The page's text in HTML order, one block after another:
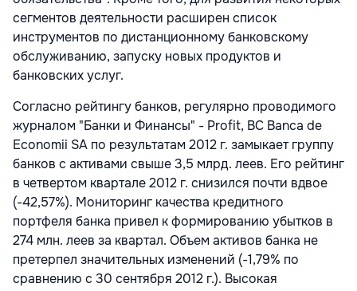
сегментов деятельности расширен список
инструментов по дистанционному банковскому
обслуживанию, запуску новых продуктов и
банковских услуг.
Согласно рейтингу банков, регулярно проводимого
журналом "Банки и Финансы" - Profit, BC Banca de
Economii SA по результатам 2012 г. замыкает группу
банков с активами свыше 3,5 млрд. леев. Его рейтинг
в четвертом квартале 2012 г. снизился почти вдвое
(-42,57%). Мониторинг качества кредитного
портфеля банка привел к формированию убытков в
274 млн. леев за квартал. Объем активов банка не
претерпел значительных изменений (-1,79% по
сравнению с 30 сентября 2012 г.). Высокая